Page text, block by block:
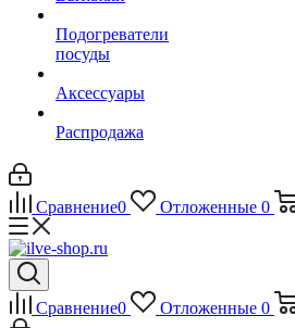
Подогреватели
посуды
Аксессуары
Распродажа
Сравнение0 Отложенные 0
Сравнение0 Отложенные 0